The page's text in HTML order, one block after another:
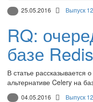
25.05.2016 Выпуск
RQ:
базе Redis
В статье рассказывается
альтернативе Celery на
04.05.2016 Выпуск